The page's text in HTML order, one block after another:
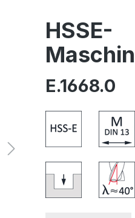
HSSE-
E.1668.0